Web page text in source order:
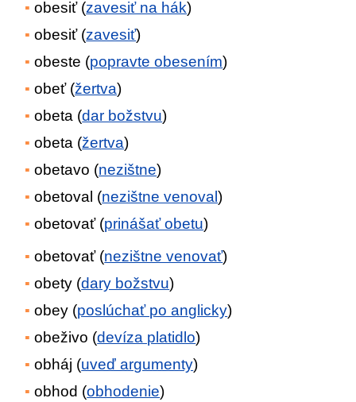
obesiť (zavesiť na hák)
obesiť (zavesiť)
obeste (popravte obesením)
obeť (žertva)
obeta (dar božstvu)
obeta (žertva)
obetavo (nezištne)
obetoval (nezištne venoval)
obetovať (prinášať obetu)
obetovať (nezištne venovať)
obety (dary božstvu)
obey (poslúchať po anglicky)
obeživo (devíza platidlo)
obháj (uveď argumenty)
obhod (obhodenie)